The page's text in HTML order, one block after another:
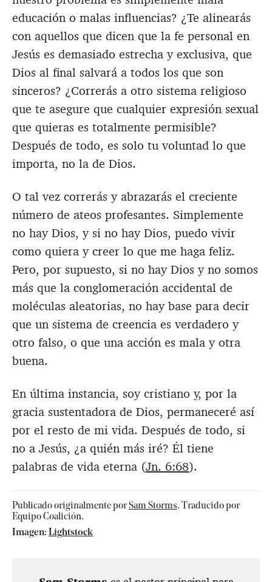
educación o malas influencias? ¿Te alinearás
con aquellos que dicen que la fe personal en
Jesús es demasiado estrecha y exclusiva, que
Dios al final salvará a todos los que son
sinceros? ¿Correrás a otro sistema religioso
que te asegure que cualquier expresión sexual
que quieras es totalmente permisible?
Después de todo, es solo tu voluntad lo que
importa, no la de Dios.
O tal vez correrás y abrazarás el creciente
número de ateos profesantes. Simplemente
no hay Dios, y si no hay Dios, puedo vivir
como quiera y creer lo que me haga feliz.
Pero, por supuesto, si no hay Dios y no somos
más que la conglomeración accidental de
moléculas aleatorias, no hay base para decir
que un sistema de creencia es verdadero y
otro falso, o que una acción es mala y otra
buena.
En última instancia, soy cristiano y, por la
gracia sustentadora de Dios, permaneceré así
por el resto de mi vida. Después de todo, si
no a Jesús, ¿a quién más iré? Él tiene
palabras de vida eterna (Jn. 6:68).
Publicado originalmente porSam Storms. Traducido por
Equipo Coalición.
Imagen: Lightstock